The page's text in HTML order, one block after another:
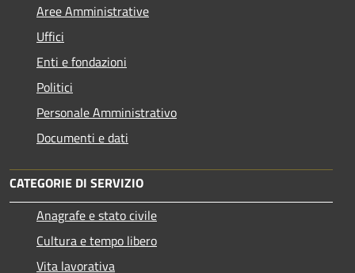
Aree Amministrative
Uffici
Enti e fondazioni
Politici
Personale Amministrativo
Documenti e dati
CATEGORIE DI SERVIZIO
Anagrafe e stato civile
Cultura e tempo libero
Vita lavorativa